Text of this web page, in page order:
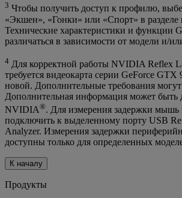
3 Чтобы получить доступ к профилю,
«Экшен», «Гонки» или «Спорт» в
Технические характеристики и функции
различаться в зависимости от модели и/
4 Для корректной работы NVIDIA Reflex
требуется видеокарта серии GeForce GTX
новой. Дополнительные требования могут
Дополнительная информация может быть
NVIDIA®. Для измерения задержки мышь
подключить к выделенному порту USB
Analyzer. Измерения задержки
доступны только для определенных
К началу
Продукты